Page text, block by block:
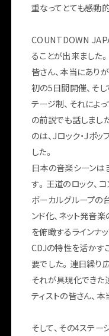
最新情報
重なってとても感動的
COUNTDOWN
ることが出来ました
皆さん、本当にあり
初の5日間開催、そ
テージ制、それによ
の前説でも話しまし
のは、Jロック・Jポ
した。
日本の音楽シーンは
す。王道のロック、コ
ボーカルグループの
ンド化、ネット発音
を俯瞰するラインナ
CDJの特性を活かす
要でした。連日繰り
それが具現化できた
ティストの皆さん、
そして、その4ステ